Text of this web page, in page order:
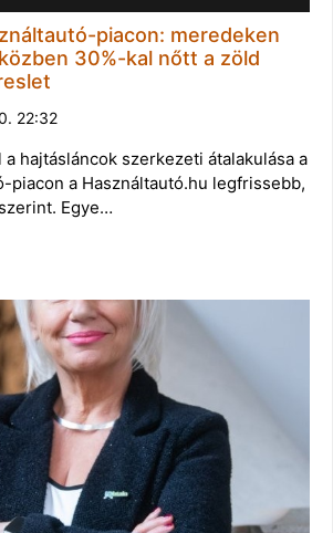
piacon: meredeken
30%-kal nőtt a zöld
22:32
a hajtásláncok szerkezeti átalakulása a
piacon a Használtautó.hu legfrissebb,
Egye…